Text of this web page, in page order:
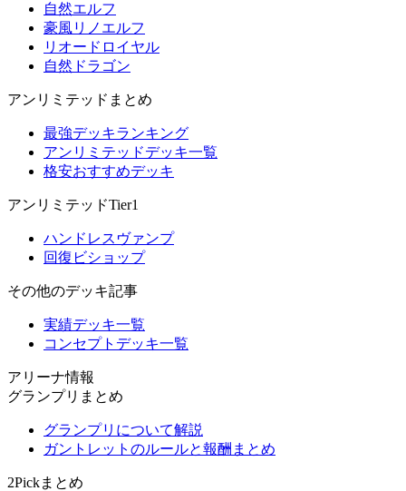
自然エルフ
豪風リノエルフ
リオードロイヤル
自然ドラゴン
アンリミテッドまとめ
最強デッキランキング
アンリミテッドデッキ一覧
格安おすすめデッキ
アンリミテッドTier1
ハンドレスヴァンプ
回復ビショップ
その他のデッキ記事
実績デッキ一覧
コンセプトデッキ一覧
アリーナ情報
グランプリまとめ
グランプリについて解説
ガントレットのルールと報酬まとめ
2Pickまとめ